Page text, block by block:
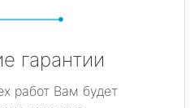
гарантии
работ Вам будет